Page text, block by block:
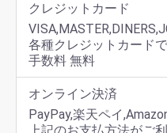
クレジットカード
各種クレジットカード
手数料 無料
オンライン決済
PayPay,楽天ペイ